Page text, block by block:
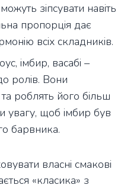
зіпсувати навіть
пропорція дає
всіх складників.
імбир, васабі –
ролів. Вони
роблять його більш
увагу, щоб імбир був
барвника.
власні смакові
«класика» з